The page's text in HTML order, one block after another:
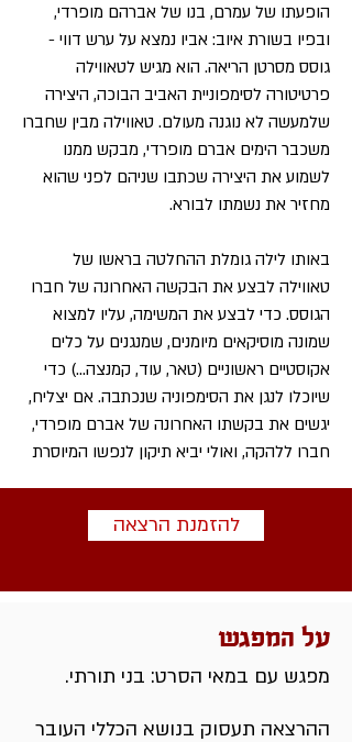
הופעתו של עמרם, בנו של אברהם מופרדי,
ובפיו בשורת איוב: אביו נמצא על ערש דווי -
גוסס מסרטן הריאה. הוא מגיש לטאווילה
פרטיטורה לסימפוניית האביב הבוכה, היצירה
שלמעשה לא נוגנה מעולם. טאווילה מבין שחברו
משכבר הימים אברם מופרדי, מבקש ממנו
לשמוע את היצירה שכתבו שניהם לפני שהוא
מחזיר את נשמתו לבורא.
באותו לילה גומלת ההחלטה בראשו של
טאווילה לבצע את הבקשה האחרונה של חברו
הגוסס. כדי לבצע את המשימה, עליו למצוא
שמונה מוסיקאים מיומנים, שמנגנים על כלים
אקוסטיים ראשוניים (טאר, עוד, קמנצה...) כדי
שיוכלו לנגן את הסימפוניה שנכתבה. אם יצליח,
יגשים את בקשתו האחרונה של אברם מופרדי,
חברו ללהקה, ואולי יביא תיקון לנפשו המיוסרת
להזמנת הרצאה
על המפגש
מפגש עם במאי הסרט: בני תורתי.
ההרצאה תעסוק בנושא הכללי העובר